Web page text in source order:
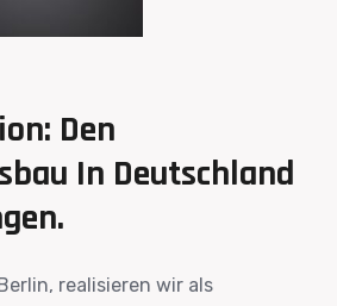
Den
In Deutschland
realisieren wir als